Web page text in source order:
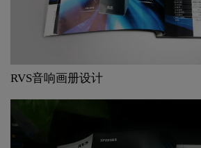
RVS音响画册设计